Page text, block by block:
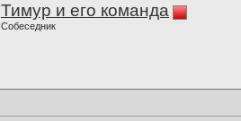
Тимур и его команда
Собеседник